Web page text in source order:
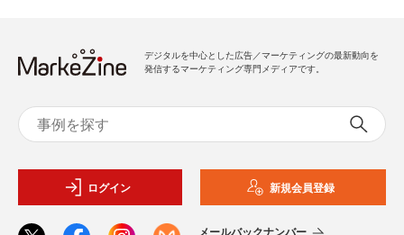
デジタルを中心とした広告／マーケティングの最新動向を
発信するマーケティング専門メディアです。
ログイン 新規会員登録
メールバックナンバー